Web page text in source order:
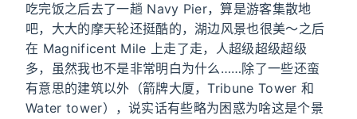
吃完饭之后去了一趟 Navy Pier，算是游客集散地
吧，大大的摩天轮还挺酷的，湖边风景也很美～之后
在 Magnificent Mile 上走了走，人超级超级超级
多，虽然我也不是非常明白为什么……除了一些还蛮
有意思的建筑以外（箭牌大厦，Tribune Tower 和
Water tower），说实话有些略为困惑为啥这是个景